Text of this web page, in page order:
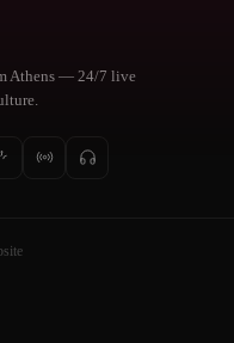
Athens — 24/7 live